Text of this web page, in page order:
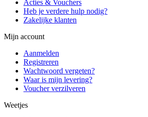
Acties & Vouchers
Heb je verdere hulp nodig?
Zakelijke klanten
Mijn account
Aanmelden
Registreren
Wachtwoord vergeten?
Waar is mijn levering?
Voucher verzilveren
Weetjes